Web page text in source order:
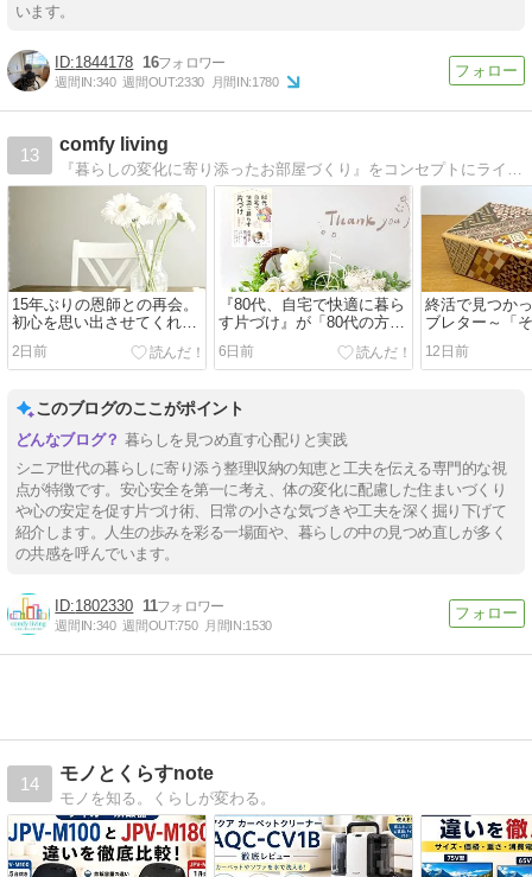
います。
1844178 16
週間IN:340 週間OUT:2330 月間IN:1780
13
comfy living
『暮らしの変化に寄り添ったお部屋づくり』をコンセプトにライフスタイルに合わせた、自分らしく素敵に心地よい暮らしのお手伝いをさせて頂いてます。
15年ぶりの恩師との再会。
初心を思い出させてくれ
た、かけがえのない時間
2日前
『80代、自宅で快適に暮ら
す片づけ』が「80代の方や
高齢者がいる家族におすす
めの本10選」に紹介されま
6日前
終活で見つか
ブレター～「
う」という選
12日前
このブログのここがポイント
暮らしを見つめ直す心配りと実践
シニア世代の暮らしに寄り添う整理収納の知恵と工夫を伝える専門的な視
点が特徴です。安心安全を第一に考え、体の変化に配慮した住まいづくり
や心の安定を促す片づけ術、日常の小さな気づきや工夫を深く掘り下げて
紹介します。人生の歩みを彩る一場面や、暮らしの中の見つめ直しが多く
の共感を呼んでいます。
1802330 11
週間IN:340 週間OUT:750 月間IN:1530
14
モノとくらすnote
モノを知る。くらしが変わる。